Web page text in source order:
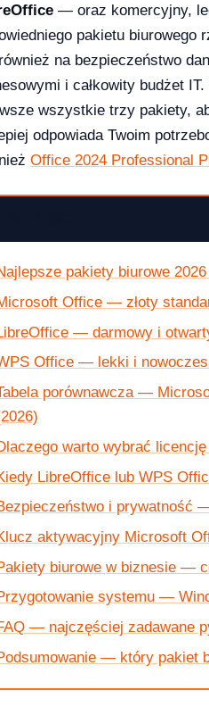
ściąga [2026]
— oraz komercyjny,
pakietu biurowego
na bezpieczeństwo
i całkowity budżet
wszystkie trzy pakiety,
odpowiada Twoim
Office 2024 Professional
pakiety biurowe
Office — złoty
— darmowy i
Office — lekki i
porównawcza —
warto wybrać
LibreOffice lub WPS
i prywatność
aktywacyjny Microsoft
biurowe w biznesie —
systemu —
— najczęściej zadawane
— który pakiet